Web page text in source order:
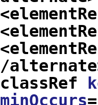
minOccurs